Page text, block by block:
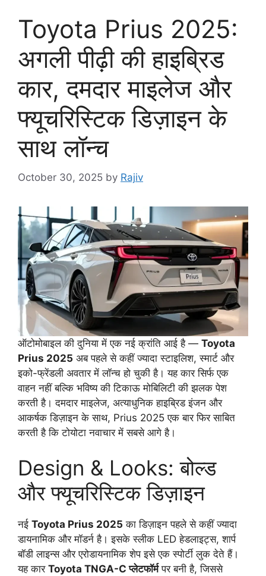
Toyota Prius 2025:
अगली पीढ़ी की हाइब्रिड
कार, दमदार माइलेज और
फ्यूचरिस्टिक डिज़ाइन के
साथ लॉन्च
October 30, 2025 by Rajiv
ऑटोमोबाइल की दुनिया में एक नई क्रांति आई है — Toyota
Prius 2025 अब पहले से कहीं ज्यादा स्टाइलिश, स्मार्ट और
इको-फ्रेंडली अवतार में लॉन्च हो चुकी है। यह कार सिर्फ एक
वाहन नहीं बल्कि भविष्य की टिकाऊ मोबिलिटी की झलक पेश
करती है। दमदार माइलेज, अत्याधुनिक हाइब्रिड इंजन और
आकर्षक डिज़ाइन के साथ, Prius 2025 एक बार फिर साबित
करती है कि टोयोटा नवाचार में सबसे आगे है।
Design & Looks: बोल्ड
और फ्यूचरिस्टिक डिज़ाइन
नई Toyota Prius 2025 का डिज़ाइन पहले से कहीं ज्यादा
डायनामिक और मॉडर्न है। इसके स्लीक LED हेडलाइट्स, शार्प
बॉडी लाइन्स और एरोडायनामिक शेप इसे एक स्पोर्टी लुक देते हैं।
यह कार Toyota TNGA-C प्लेटफॉर्मपर बनी है, जिससे